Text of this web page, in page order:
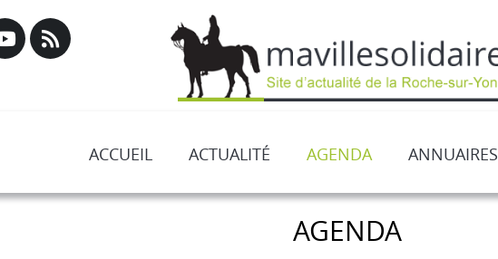
ACCUEIL ACTUALITÉ AGENDA ANNUAIRES
AGENDA